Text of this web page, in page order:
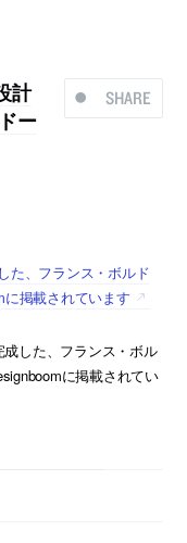
SHARE
計
ー
た、フランス・ボルド
掲載されています
した、フランス・ボル
に掲載されてい